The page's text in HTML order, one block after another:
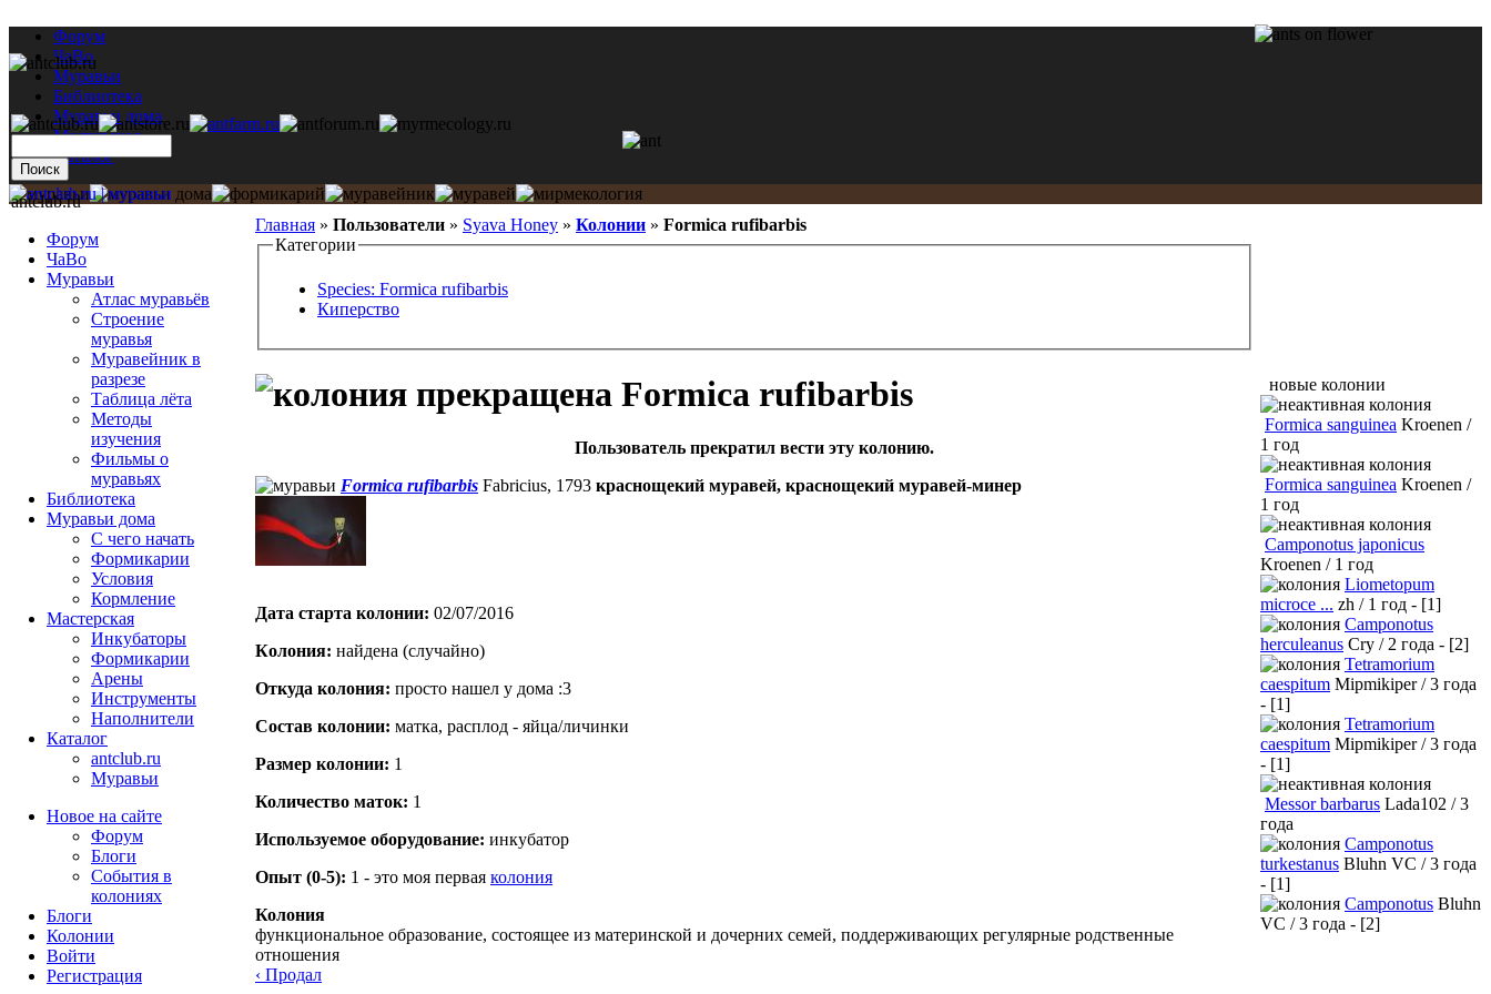
Форум
ЧаВо
Муравьи
Библиотека
Муравьи дома
Мастерская
Каталог
Главная » Пользователи » Syava Honey » Колонии » Formica rufibarbis
Категории
Species: Formica rufibarbis
Киперство
Formica rufibarbis
Пользователь прекратил вести эту колонию.
Formica rufibarbis Fabricius, 1793 краснощекий муравей, краснощекий муравей-минер
Дата старта кoлонии: 02/07/2016
Кoлония: найдена (случайно)
Откуда кoлония: просто нашел у дома :3
Состав кoлонии: матка, расплод - яйца/личинки
Размер кoлонии: 1
Количество маток: 1
Используемое оборудование: инкубатор
Опыт (0-5): 1 - это моя первая колония
Колония
функциональное образование, состоящее из материнской и дочерних семей, поддерживающих регулярные родственные
отношения
‹ Продал
antclub.ru
Форум
ЧаВо
Муравьи
Атлас муравьёв
Строение
муравья
Муравейник в
разрезе
Таблица лёта
Методы
изучения
Фильмы о
муравьях
Библиотека
Муравьи дома
С чего начать
Формикарии
Условия
Кормление
Мастерская
Инкубаторы
Формикарии
Арены
Инструменты
Наполнители
Каталог
antclub.ru
Муравьи
Новое на сайте
Форум
Блоги
События в
колониях
Блоги
Колонии
Войти
Peгиcтpaция
новые колонии
Formica sanguinea Kroenen /
1 год
Formica sanguinea Kroenen /
1 год
Camponotus japonicus
Kroenen / 1 год
Liometopum
microce ... zh / 1 год - [1]
Camponotus
herculeanus Cry / 2 года - [2]
Tetramorium
caespitum Mipmikiper / 3 года
- [1]
Tetramorium
caespitum Mipmikiper / 3 года
- [1]
Messor barbarus Lada102 / 3
года
Camponotus
turkestanus Bluhn VC / 3 года
- [1]
Camponotus Bluhn
VC / 3 года - [2]